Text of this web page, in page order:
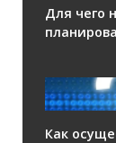
Для чего
Как